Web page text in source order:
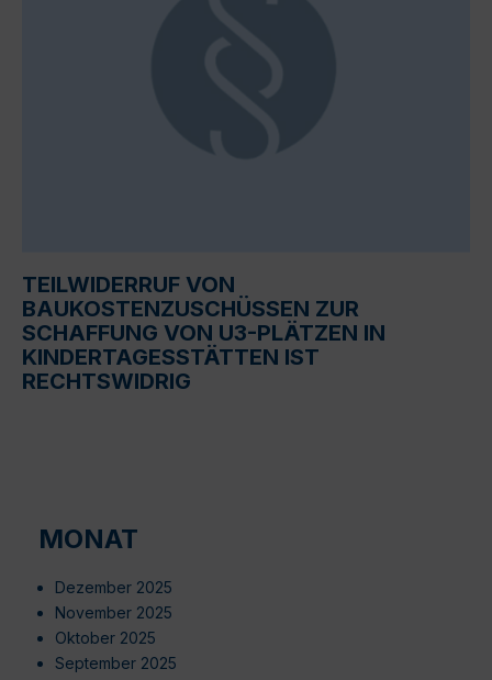
TEILWIDERRUF VON
BAUKOSTENZUSCHÜSSEN ZUR
SCHAFFUNG VON U3-PLÄTZEN IN
KINDERTAGESSTÄTTEN IST
RECHTSWIDRIG
MONAT
Dezember 2025
November 2025
Oktober 2025
September 2025